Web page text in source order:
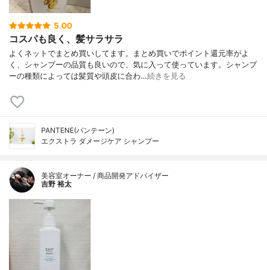
5.00
コスパも良く、髪サラサラ
よくネットでまとめ買いしてます。まとめ買いでポイント還元率がよ
く、シャンプーの品質も良いので、気に入って使っています。シャンプ
ーの種類によっては髪質や頭皮に合わ…続きを見る
PANTENE(パンテーン)
エクストラ ダメージケア シャンプー
美容室オーナー / 商品開発アドバイザー
吉野 裕太